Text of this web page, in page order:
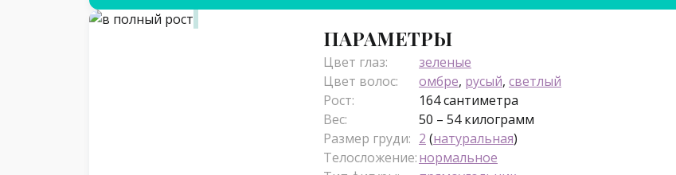
ПАРАМЕТРЫ
Цвет глаз:
зеленые
Цвет волос:
омбре, русый, светлый
Рост:
164 сантиметра
Вес:
50 – 54 килограмм
Размер груди: 2 (натуральная)
Телосложение:нормальное